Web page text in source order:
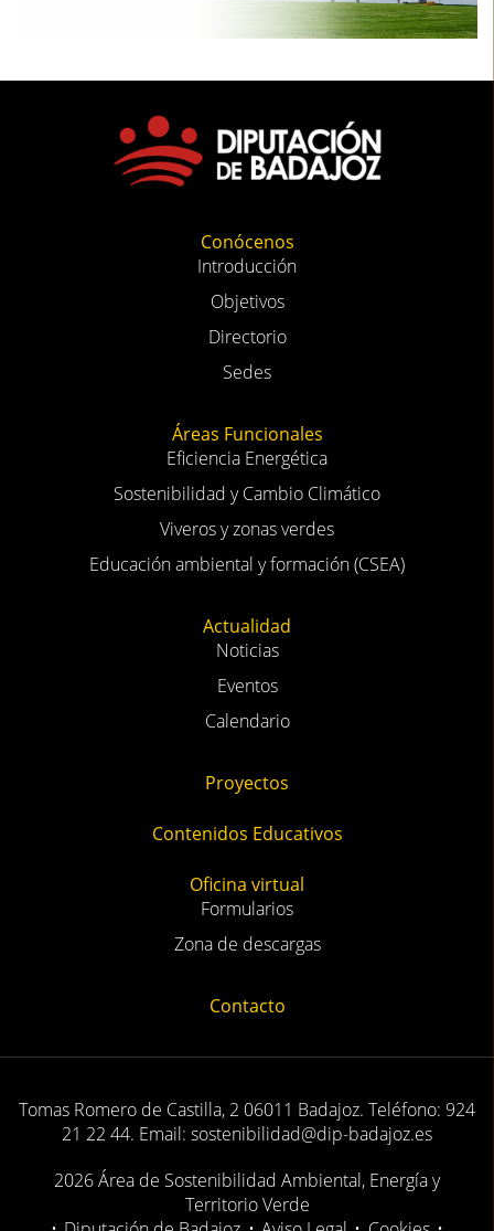
Introducción
Objetivos
Directorio
Sedes
Eficiencia Energética
Sostenibilidad y Cambio Climático
Viveros y zonas verdes
Educación ambiental y formación (CSEA)
Noticias
Eventos
Calendario
Contenidos Educativos
Formularios
Zona de descargas
21 22 44. Email: sostenibilidad@dip-badajoz.es
2026 Área de Sostenibilidad Ambiental, Energía y
Territorio Verde
Diputación de Badajoz• Aviso Legal • Cookies
•
Privacidad•Mapa Web •RSS